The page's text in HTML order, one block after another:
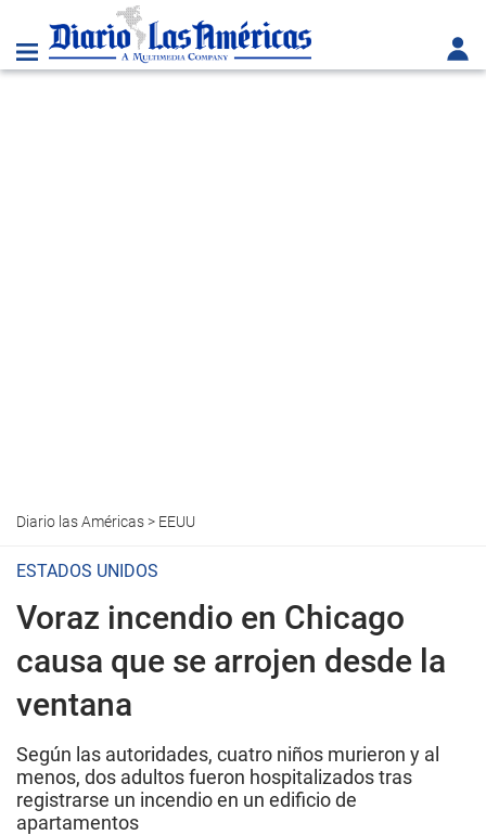
Diario las Américas> EEUU
ESTADOS UNIDOS
Voraz incendio en Chicago
causa que se arrojen desde la
ventana
Según las autoridades, cuatro niños murieron y al
menos, dos adultos fueron hospitalizados tras
registrarse un incendio en un edificio de
apartamentos